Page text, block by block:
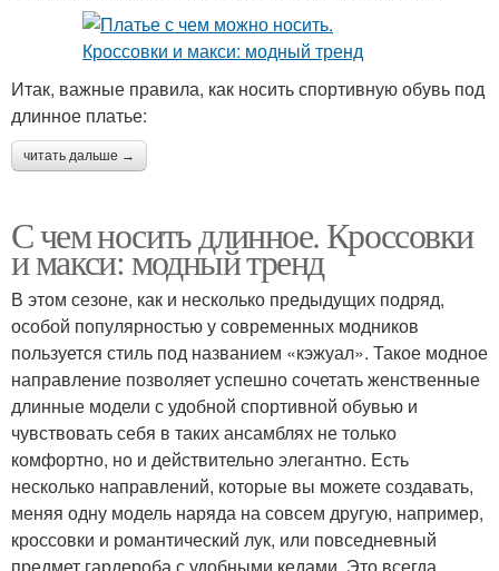
Итак, важные правила, как носить спортивную обувь под
длинное платье:
читать дальше →
С чем носить длинное. Кроссовки
и макси: модный тренд
В этом сезоне, как и несколько предыдущих подряд,
особой популярностью у современных модников
пользуется стиль под названием «кэжуал». Такое модное
направление позволяет успешно сочетать женственные
длинные модели с удобной спортивной обувью и
чувствовать себя в таких ансамблях не только
комфортно, но и действительно элегантно. Есть
несколько направлений, которые вы можете создавать,
меняя одну модель наряда на совсем другую, например,
кроссовки и романтический лук, или повседневный